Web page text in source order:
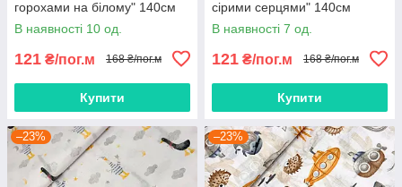
горохами на білому" 140см
В наявності 10 од.
121 ₴/пог.м 168 ₴/пог.м
Купити
сірими серцями" 140см
В наявності 7 од.
121 ₴/пог.м 168 ₴/пог.м
Купити
–23% –23%